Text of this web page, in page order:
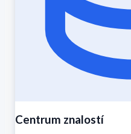
Centrum znalostí